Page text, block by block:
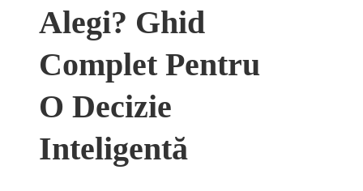
Alegi? Ghid
Complet Pentru
O Decizie
Inteligentă